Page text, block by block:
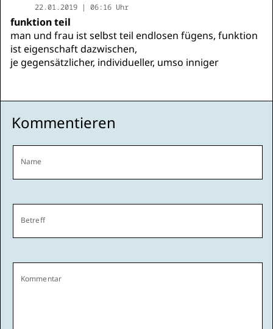
22.01.2019 | 06:16 Uhr
funktion teil
man und frau ist selbst teil endlosen fügens, funktion
ist eigenschaft dazwischen,
je gegensätzlicher, individueller, umso inniger
Kommentieren
Name
Betreff
Kommentar